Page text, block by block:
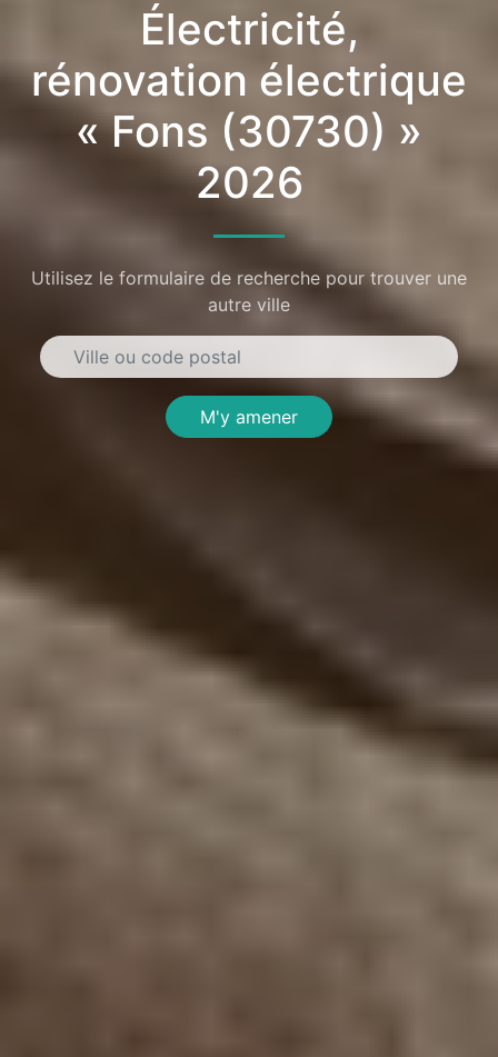
Électricité,
rénovation électrique
« Fons (30730) »
2026
Utilisez le formulaire de recherche pour trouver une
autre ville
M'y amener